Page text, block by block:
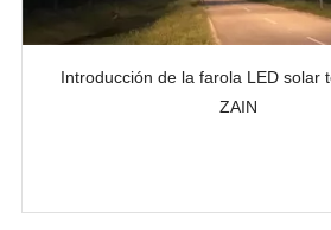
Introducción de la farola LED solar
ZAIN